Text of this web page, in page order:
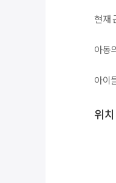
현재
아동
아이
위치